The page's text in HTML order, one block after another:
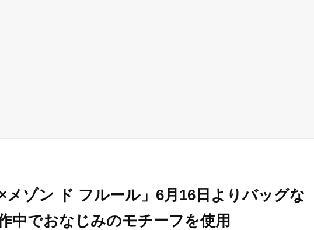
メゾン ド フルール」6月16日よりバッグな
中でおなじみのモチーフを使用